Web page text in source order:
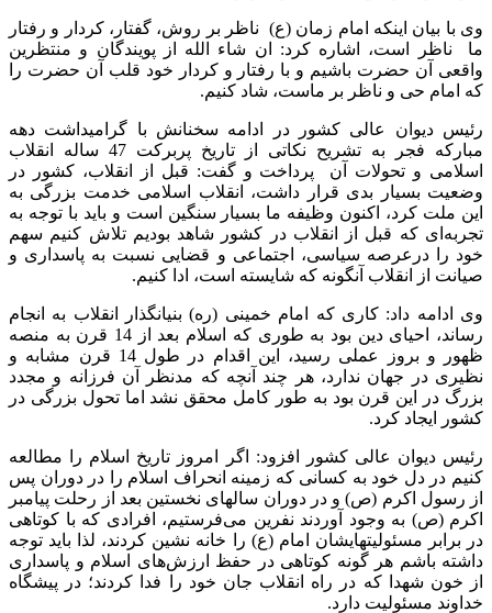
وی با بیان اینکه امام زمان (ع) ناظر بر روش، گفتار، کردار و رفتار
ما ناظر است، اشاره کرد: ان شاء الله از پویندگان و منتظرین
واقعی آن حضرت باشیم و با رفتار و کردار خود قلب آن حضرت را
که امام حی و ناظر بر ماست، شاد کنیم.
رئیس دیوان عالی کشور در ادامه سخنانش با گرامیداشت دهه
مبارکه فجر به تشریح نکاتی از تاریخ پربرکت 47 ساله انقلاب
اسلامی و تحولات آن پرداخت و گفت: قبل از انقلاب، کشور در
وضعیت بسیار بدی قرار داشت، انقلاب اسلامی خدمت بزرگی به
این ملت کرد، اکنون وظیفه ما بسیار سنگین است و باید با توجه به
تجربه‌ای که قبل از انقلاب در کشور شاهد بودیم تلاش کنیم سهم
خود را درعرصه سیاسی، اجتماعی و قضایی نسبت به پاسداری و
صیانت از انقلاب آنگونه که شایسته است، ادا کنیم.
وی ادامه داد: کاری که امام خمینی (ره) بنیانگذار انقلاب به انجام
رساند، احیای دین بود به طوری که اسلام بعد از 14 قرن به منصه
ظهور و بروز عملی رسید، این اقدام در طول 14 قرن مشابه و
نظیری در جهان ندارد، هر چند آنچه که مدنظر آن فرزانه و مجدد
بزرگ در این قرن بود به طور کامل محقق نشد اما تحول بزرگی در
کشور ایجاد کرد.
رئیس دیوان عالی کشور افزود: اگر امروز تاریخ اسلام را مطالعه
کنیم در دل خود به کسانی که زمینه انحراف اسلام را در دوران پس
از رسول اکرم (ص) و در دوران سالهای نخستین بعد از رحلت پیامبر
اکرم (ص) به وجود آوردند نفرین می‌‎فرستیم، افرادی که با کوتاهی
در برابر مسئولیت‎هایشان امام (ع) را خانه نشین کردند، لذا باید توجه
داشته باشم هر گونه کوتاهی در حفظ ارزش‌های اسلام و پاسداری
از خون شهدا که در راه انقلاب جان خود را فدا کردند؛ در پیشگاه
خداوند مسئولیت دارد.